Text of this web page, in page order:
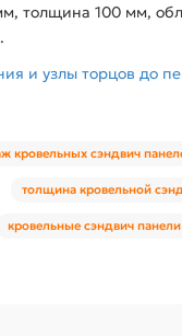
толщина 100 мм,
и узлы торцов до
кровельных сэндвич
толщина кровельной
кровельные сэндвич